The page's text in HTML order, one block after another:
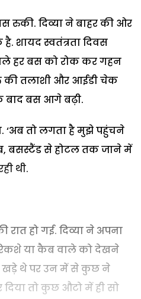
रुकी. दिव्या ने बाहर की ओर
शायद स्वतंत्रता दिवस
हर बस को रोक कर गहन
की तलाशी और आईडी चेक
बाद बस आगे बढ़ी.
‘अब तो लगता है मुझे पहुंचने
बसस्टैंड से होटल तक जाने में
थी.
हो गई. दिव्या ने अपना
या कैब वाले को देखने
खड़े थे पर उन में से कुछ ने
तो कुछ औटो में ही सो